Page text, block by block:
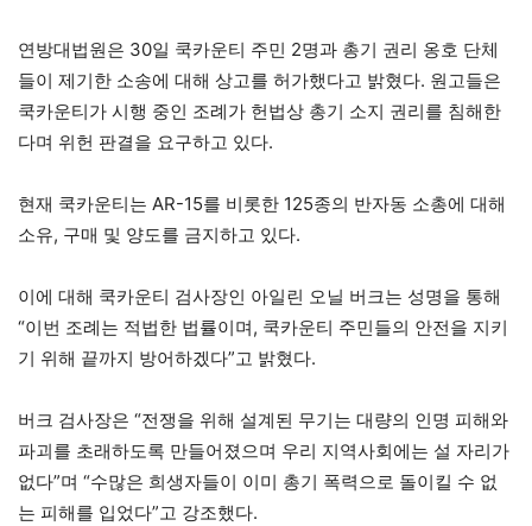
연방대법원은 30일 쿡카운티 주민 2명과 총기 권리 옹호 단체
들이 제기한 소송에 대해 상고를 허가했다고 밝혔다. 원고들은
쿡카운티가 시행 중인 조례가 헌법상 총기 소지 권리를 침해한
다며 위헌 판결을 요구하고 있다.
현재 쿡카운티는 AR-15를 비롯한 125종의 반자동 소총에 대해
소유, 구매 및 양도를 금지하고 있다.
이에 대해 쿡카운티 검사장인 아일린 오닐 버크는 성명을 통해
“이번 조례는 적법한 법률이며, 쿡카운티 주민들의 안전을 지키
기 위해 끝까지 방어하겠다”고 밝혔다.
버크 검사장은 “전쟁을 위해 설계된 무기는 대량의 인명 피해와
파괴를 초래하도록 만들어졌으며 우리 지역사회에는 설 자리가
없다”며 “수많은 희생자들이 이미 총기 폭력으로 돌이킬 수 없
는 피해를 입었다”고 강조했다.